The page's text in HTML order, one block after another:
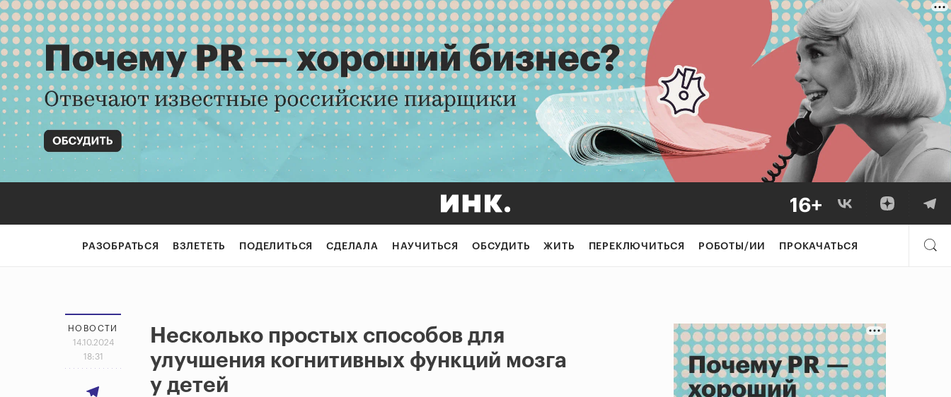
РАЗОБРАТЬСЯ ВЗЛЕТЕТЬ ПОДЕЛИТЬСЯ СДЕЛАЛА НАУЧИТЬСЯ ОБСУДИТЬ ЖИТЬ ПЕРЕКЛЮЧИТЬСЯ РОБОТЫ/ИИ ПРОКАЧАТЬСЯ
НОВОСТИ
14.10.2024
18:31
Несколько простых способов для
улучшения когнитивных функций мозга
у детей